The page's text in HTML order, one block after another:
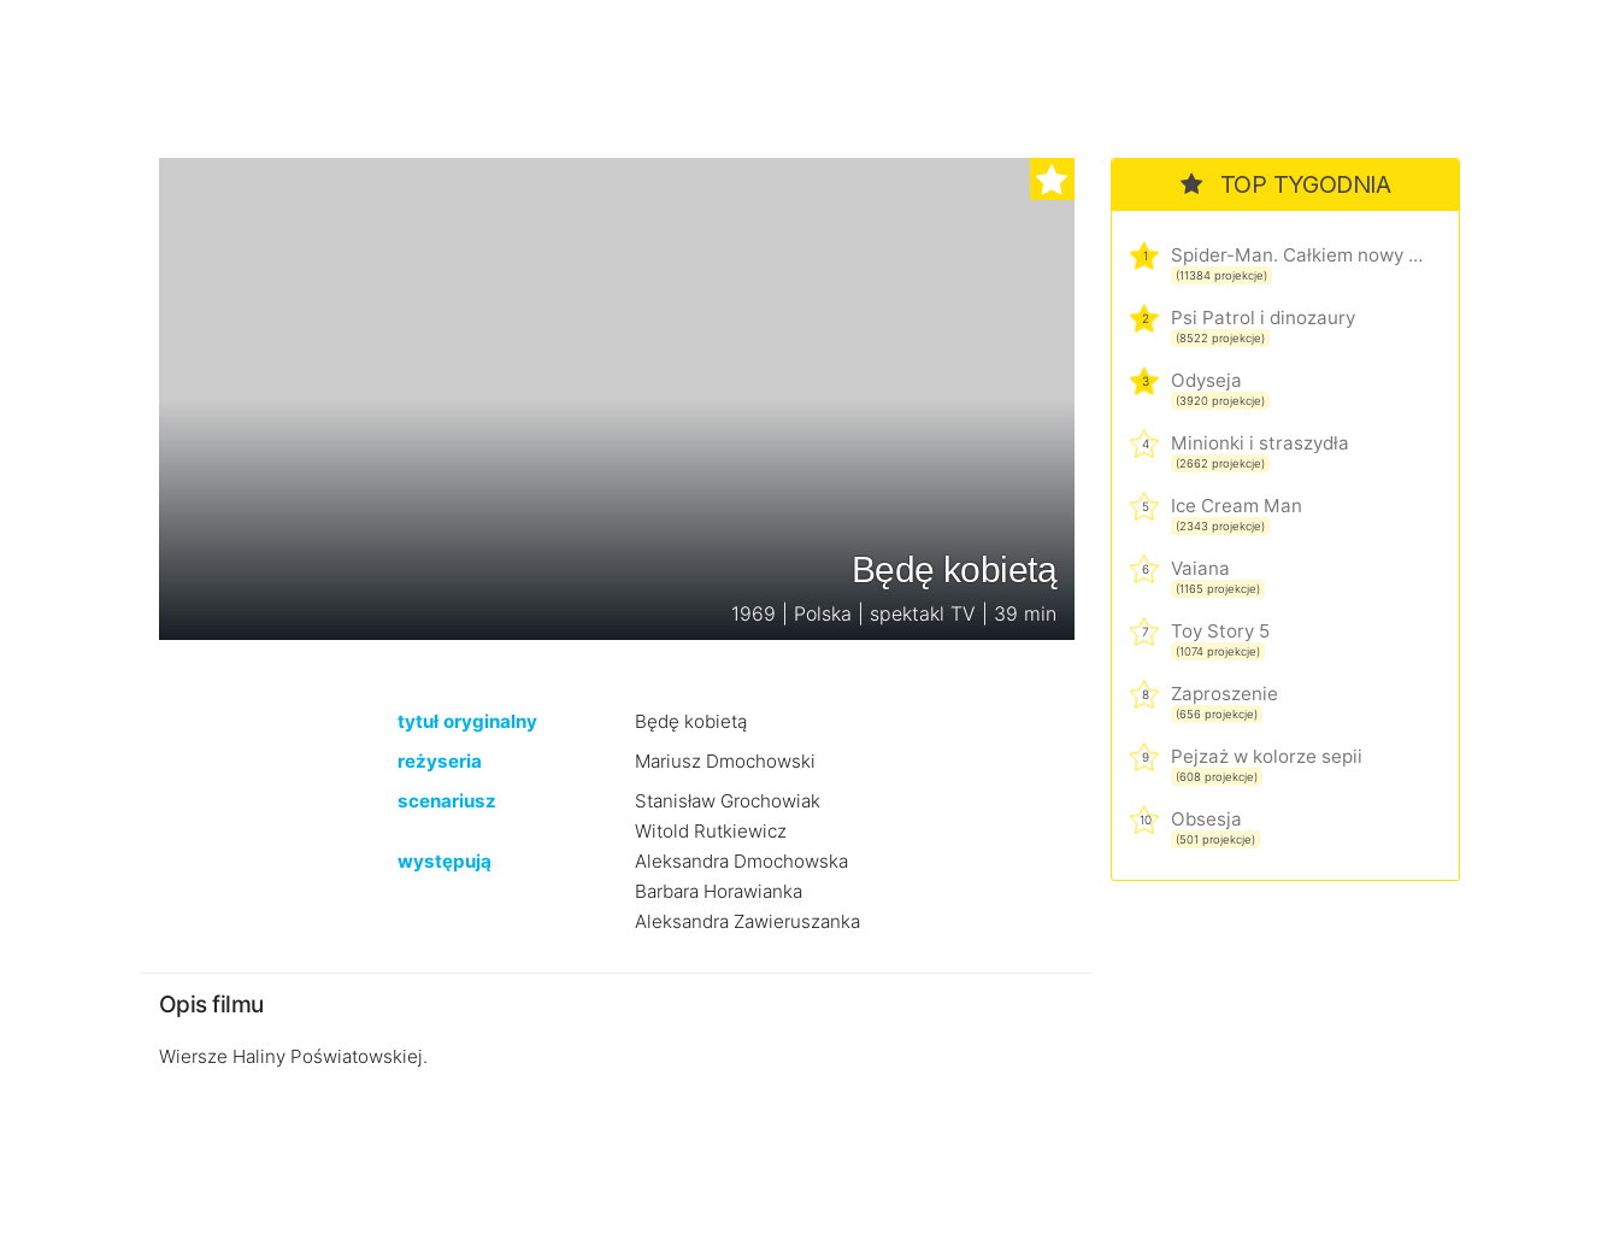
Będę kobietą
1969 | Polska | spektakl TV | 39 min
tytuł oryginalny
Będę kobietą
reżyseria
Mariusz Dmochowski
scenariusz
Stanisław Grochowiak
Witold Rutkiewicz
występują
Aleksandra Dmochowska
Barbara Horawianka
Aleksandra Zawieruszanka
Opis filmu
Wiersze Haliny Poświatowskiej.
TOP TYGODNIA
1 Spider-Man. Całkiem nowy dzień
(11384 projekcje)
2 Psi Patrol i dinozaury
(8522 projekcje)
3 Odyseja
(3920 projekcje)
4 Minionki i straszydła
(2662 projekcje)
5 Ice Cream Man
(2343 projekcje)
6 Vaiana
(1165 projekcje)
7 Toy Story 5
(1074 projekcje)
8 Zaproszenie
(656 projekcje)
9 Pejzaż w kolorze sepii
(608 projekcje)
10 Obsesja
(501 projekcje)